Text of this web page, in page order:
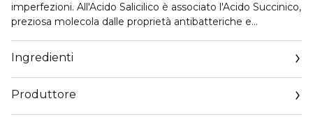
imperfezioni. All'Acido Salicilico è associato l'Acido Succinico,
preziosa molecola dalle proprietà antibatteriche e
prevenirne l'accumulo all'interno dei pori. Risultati:
l'epidermide è purificata e libera dalle imperfezioni. La pelle
non risulta più lucida e appare visibilmente levigata. Adatto
a tutti i tipi di pelle, anche sensibili. Particolarmente indicato
Ingredienti
Produttore